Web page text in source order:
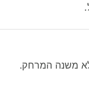
משנה המרחק.